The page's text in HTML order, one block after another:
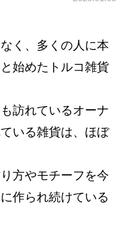
く、多くの人に本
始めたトルコ雑貨
訪れているオーナ
いる雑貨は、ほぼ
方やモチーフを今
作られ続けている